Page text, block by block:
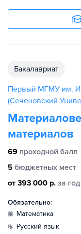
бакалавриат
Первый МГМУ им.
(Сеченовский
материалов
69 проходной балл
5 бюджетных мест
от 393 000 р. за год
Обязательно:
математика
русский язык